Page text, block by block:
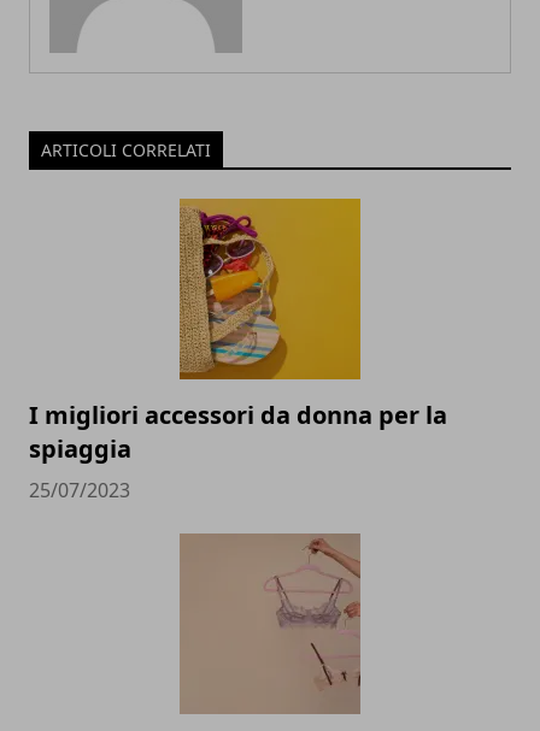
ARTICOLI CORRELATI
I migliori accessori da donna per la
spiaggia
25/07/2023